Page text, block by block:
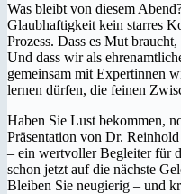
Was bleibt von diesem
Glaubhaftigkeit kein starres
Prozess. Dass es Mut
Und dass wir als
gemeinsam mit Expertinnen
lernen dürfen, die feinen
Haben Sie Lust bekommen,
Präsentation von Dr.
– ein wertvoller Begleiter für
schon jetzt auf die nächste
Bleiben Sie neugierig – und